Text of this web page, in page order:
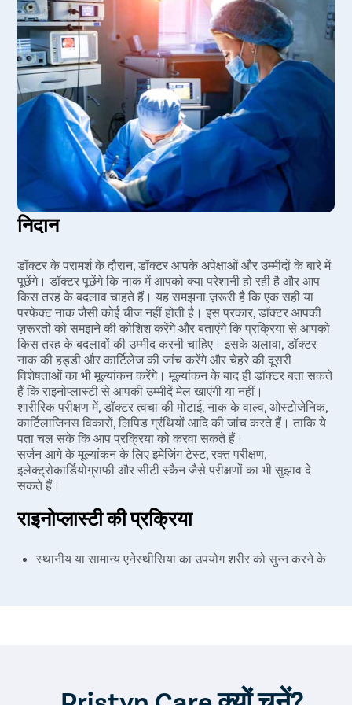
निदान
डॉक्टर के परामर्श के दौरान, डॉक्टर आपके अपेक्षाओं और उम्मीदों के बारे में
पूछेंगे। डॉक्टर पूछेंगे कि नाक में आपको क्या परेशानी हो रही है और आप
किस तरह के बदलाव चाहते हैं। यह समझना ज़रूरी है कि एक सही या
परफेक्ट नाक जैसी कोई चीज नहीं होती है। इस प्रकार, डॉक्टर आपकी
ज़रूरतों को समझने की कोशिश करेंगे और बताएंगे कि प्रक्रिया से आपको
किस तरह के बदलावों की उम्मीद करनी चाहिए। इसके अलावा, डॉक्टर
नाक की हड्डी और कार्टिलेज की जांच करेंगे और चेहरे की दूसरी
विशेषताओं का भी मूल्यांकन करेंगे। मूल्यांकन के बाद ही डॉक्टर बता सकते
हैं कि राइनोप्लास्टी से आपकी उम्मीदें मेल खाएंगी या नहीं।
शारीरिक परीक्षण में, डॉक्टर त्वचा की मोटाई, नाक के वाल्व, ओस्टोजेनिक,
कार्टिलाजिनस विकारों, लिपिड ग्रंथियों आदि की जांच करते हैं। ताकि ये
पता चल सके कि आप प्रक्रिया को करवा सकते हैं।
सर्जन आगे के मूल्यांकन के लिए इमेजिंग टेस्ट, रक्त परीक्षण,
इलेक्ट्रोकार्डियोग्राफी और सीटी स्कैन जैसे परीक्षणों का भी सुझाव दे
सकते हैं।
राइनोप्लास्टी की प्रक्रिया
स्थानीय या सामान्य एनेस्थीसिया का उपयोग शरीर को सुन्न करने के
सर्जन को आपकी नाक का आकर को बदलने या ठीक करने में नाक के
अंदर तक पहुंचने में मदद मिलती है।